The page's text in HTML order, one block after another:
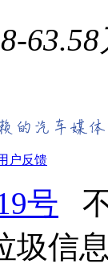
63.58
户反馈
号
圾信